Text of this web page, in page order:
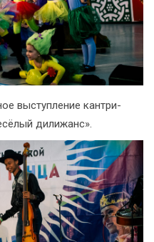
выступление кантри-
дилижанс».